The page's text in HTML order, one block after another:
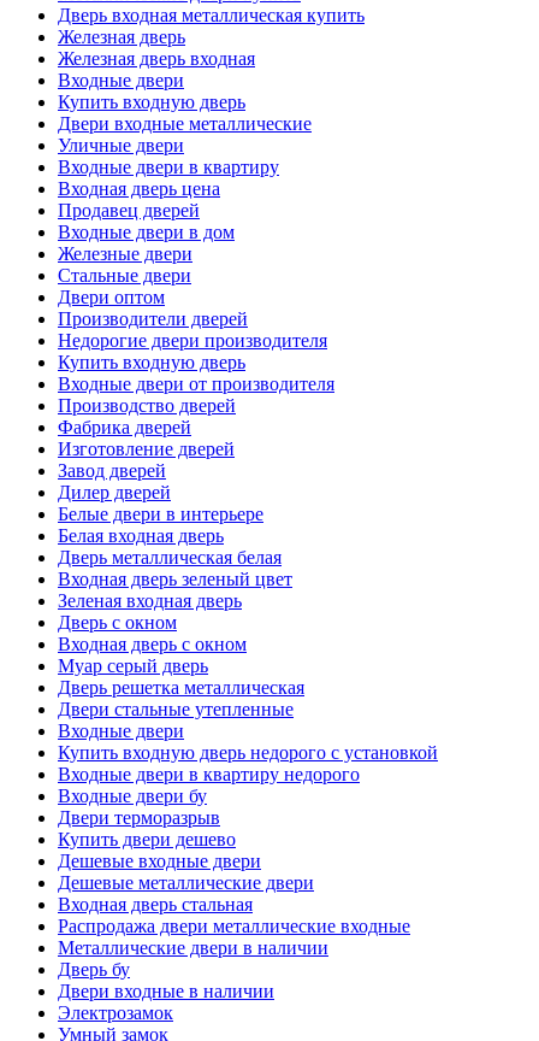
Дверь входная металлическая купить
Железная дверь
Железная дверь входная
Входные двери
Купить входную дверь
Двери входные металлические
Уличные двери
Входные двери в квартиру
Входная дверь цена
Продавец дверей
Входные двери в дом
Железные двери
Стальные двери
Двери оптом
Производители дверей
Недорогие двери производителя
Купить входную дверь
Входные двери от производителя
Производство дверей
Фабрика дверей
Изготовление дверей
Завод дверей
Дилер дверей
Белые двери в интерьере
Белая входная дверь
Дверь металлическая белая
Входная дверь зеленый цвет
Зеленая входная дверь
Дверь с окном
Входная дверь с окном
Муар серый дверь
Дверь решетка металлическая
Двери стальные утепленные
Входные двери
Купить входную дверь недорого с установкой
Входные двери в квартиру недорого
Входные двери бу
Двери терморазрыв
Купить двери дешево
Дешевые входные двери
Дешевые металлические двери
Входная дверь стальная
Распродажа двери металлические входные
Металлические двери в наличии
Дверь бу
Двери входные в наличии
Электрозамок
Умный замок